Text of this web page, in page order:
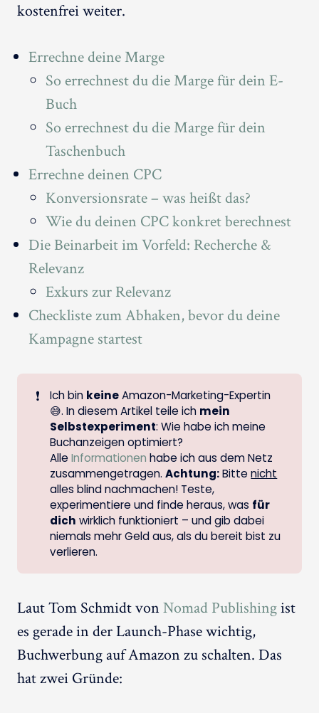
kostenfrei weiter.
Errechne deine Marge
So errechnest du die Marge für dein E-
Buch
So errechnest du die Marge für dein
Taschenbuch
Errechne deinen CPC
Konversionsrate – was heißt das?
Wie du deinen CPC konkret berechnest
Die Beinarbeit im Vorfeld: Recherche &
Relevanz
Exkurs zur Relevanz
Checkliste zum Abhaken, bevor du deine
Kampagne startest
❗ Ich bin keineAmazon-Marketing-Expertin
😅. In diesem Artikel teile ich mein
Selbstexperiment: Wie habe ich meine
Buchanzeigen optimiert?
AlleInformationen habe ich aus dem Netz
zusammengetragen.Achtung:Bittenicht
alles blind nachmachen! Teste,
experimentiere und finde heraus, was für
dich wirklich funktioniert – und gib dabei
niemals mehr Geld aus, als du bereit bist zu
verlieren.
Laut Tom Schmidt von Nomad Publishingist
es gerade in der Launch-Phase wichtig,
Buchwerbung auf Amazon zu schalten. Das
hat zwei Gründe: